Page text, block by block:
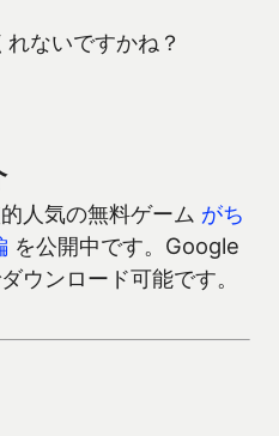
ないですかね？
人気の無料ゲーム がち
を公開中です。Google
ウンロード可能です。